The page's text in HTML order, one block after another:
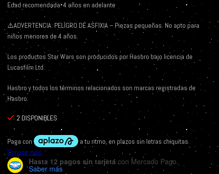
Edad recomendada: 4 años en adelante
⚠️ADVERTENCIA: PELIGRO DE ASFIXIA – Piezas pequeñas. No apto para
niños menores de 4 años.
Los productos Star Wars son producidos por Hasbro bajo licencia de
Lucasfilm Ltd.
Hasbro y todos los términos relacionados son marcas registradas de
Hasbro.
2 DISPONIBLES
Hasta 12 pagos sin tarjeta con Mercado Pago.
Saber más